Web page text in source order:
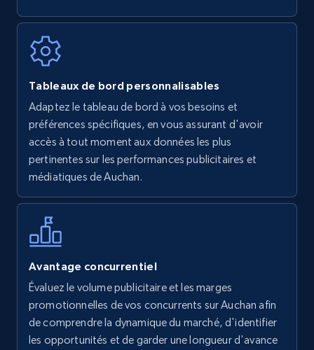
Walmart - products
URL, Final price, Sku, Currency, Gtin,
Specifications, Image urls, Top reviews, and
more.
877+ Commencer
Walmart - products - Find new products by
using specific category URL
URL, Final price, Sku, Currency, Gtin,
Specifications, Image urls, Top reviews, and
more.
5.6K+ 877+ Commencer
Tableaux de bord personnalisables
Adaptez le tableau de bord à vos besoins et
préférences spécifiques, en vous assurant d'avoir
accès à tout moment aux données les plus
pertinentes sur les performances publicitaires et
médiatiques de Auchan.
Avantage concurrentiel
Évaluez le volume publicitaire et les marges
promotionnelles de vos concurrents sur Auchan afin
de comprendre la dynamique du marché, d'identifier
les opportunités et de garder une longueur d'avance